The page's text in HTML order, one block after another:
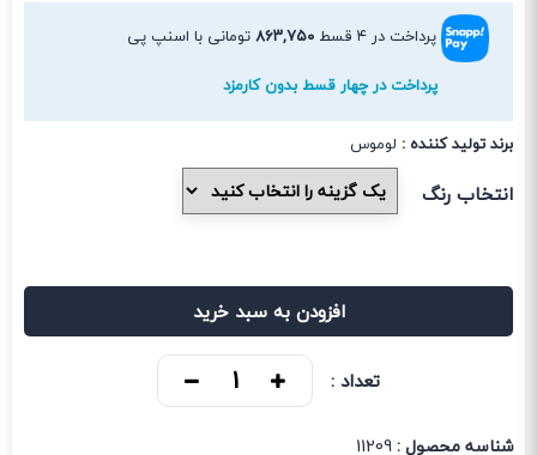
پرداخت در ۴ قسط ۸۶۳,۷۵۰تومانی با اسنپ پی
پرداخت در چهار قسط بدون کارمزد
برند تولید کننده : لوموس
انتخاب رنگ
افزودن به سبد خرید
تعداد :
شناسه محصول :11209